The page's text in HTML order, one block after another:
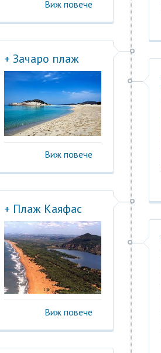
Виж повече
+ Зачаро плаж
Виж повече
+ Плаж Каяфас
Виж повече